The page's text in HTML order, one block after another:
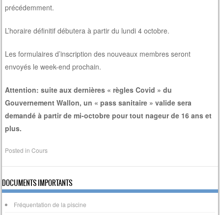
précédemment.
L’horaire définitif débutera à partir du lundi 4 octobre.
Les formulaires d’inscription des nouveaux membres seront
envoyés le week-end prochain.
Attention: suite aux dernières « règles Covid » du
Gouvernement Wallon, un « pass sanitaire » valide sera
demandé à partir de mi-octobre pour tout nageur de 16 ans et
plus.
Posted inCours
DOCUMENTS IMPORTANTS
Fréquentation de la piscine